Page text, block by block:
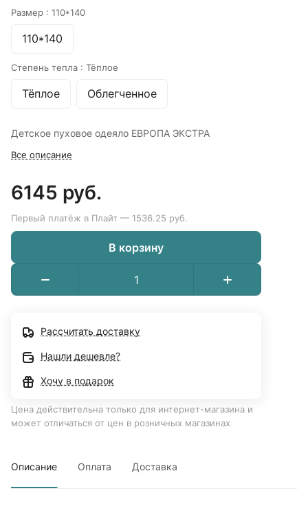
Размер : 110*140
110*140
Степень тепла : Тёплое
Тёплое Облегченное
Детское пуховое одеяло ЕВРОПА ЭКСТРА
Все описание
6145 руб.
Первый платёж в Плайт — 1536.25 руб.
В корзину
Рассчитать доставку
Нашли дешевле?
Хочу в подарок
Цена действительна только для интернет-магазина и
может отличаться от цен в розничных магазинах
Описание Оплата Доставка